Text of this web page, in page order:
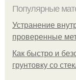
Популярные
Устранение
проверенные
Как быстро и
грунтовку со